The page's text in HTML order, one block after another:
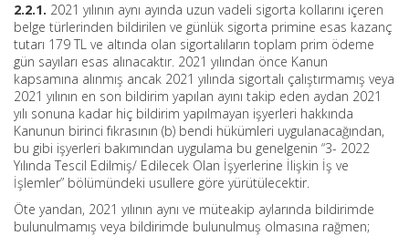
2.2.1. 2021 yılının aynı ayında uzun vadeli sigorta kollarını içeren
belge türlerinden bildirilen ve günlük sigorta primine esas kazanç
tutarı 179 TL ve altında olan sigortalıların toplam prim ödeme
gün sayıları esas alınacaktır. 2021 yılından önce Kanun
kapsamına alınmış ancak 2021 yılında sigortalı çalıştırmamış veya
2021 yılının en son bildirim yapılan ayını takip eden aydan 2021
yılı sonuna kadar hiç bildirim yapılmayan işyerleri hakkında
Kanunun birinci fıkrasının (b) bendi hükümleri uygulanacağından,
bu gibi işyerleri bakımından uygulama bu genelgenin “3- 2022
Yılında Tescil Edilmiş/ Edilecek Olan İşyerlerine İlişkin İş ve
İşlemler” bölümündeki usullere göre yürütülecektir.
Öte yandan, 2021 yılının aynı ve müteakip aylarında bildirimde
bulunulmamış veya bildirimde bulunulmuş olmasına rağmen;